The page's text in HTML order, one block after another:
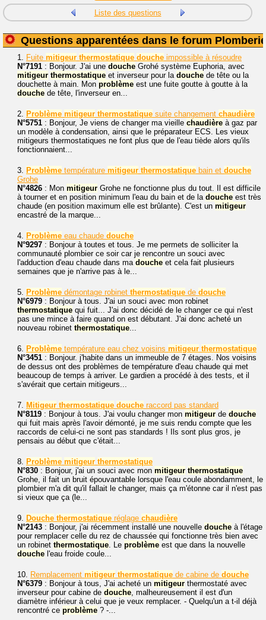
Liste des questions
Questions apparentées dans le forum Plomberie
1. Fuite mitigeur thermostatique douche impossible à résoudre
N°7191 : Bonjour. J'ai une douche Grohé système Euphoria, avec
mitigeur thermostatique et inverseur pour la douche de tête ou la
douchette à main. Mon problème est une fuite goutte à goutte à la
douche de tête, l'inverseur en...
2. Problème mitigeur thermostatique suite changement chaudière
N°5751 : Bonjour, Je viens de changer ma vieille chaudière à gaz par
un modèle à condensation, ainsi que le préparateur ECS. Les vieux
mitigeurs thermostatiques ne font plus que de l'eau tiède alors qu'ils
fonctionnaient...
3. Problème température mitigeur thermostatique bain et douche
Grohe
N°4826 : Mon mitigeur Grohe ne fonctionne plus du tout. Il est difficile
à tourner et en position minimum l'eau du bain et de la douche est très
chaude (en position maximum elle est brûlante). C'est un mitigeur
encastré de la marque...
4. Problème eau chaude douche
N°9297 : Bonjour à toutes et tous. Je me permets de solliciter la
communauté plombier ce soir car je rencontre un souci avec
l'adduction d'eau chaude dans ma douche et cela fait plusieurs
semaines que je n'arrive pas à le...
5. Problème démontage robinet thermostatique de douche
N°6979 : Bonjour à tous. J'ai un souci avec mon robinet
thermostatique qui fuit... J'ai donc décidé de le changer ce qui n'est
pas une mince à faire quand on est débutant. J'ai donc acheté un
nouveau robinet thermostatique...
6. Problème température eau chez voisins mitigeur thermostatique
N°3451 : Bonjour. j'habite dans un immeuble de 7 étages. Nos voisins
de dessus ont des problèmes de température d'eau chaude qui met
beaucoup de temps à arriver. Le gardien a procédé à des tests, et il
s'avérait que certain mitigeurs...
7. Mitigeur thermostatique douche raccord pas standard
N°8119 : Bonjour à tous. J'ai voulu changer mon mitigeur de douche
qui fuit mais après l'avoir démonté, je me suis rendu compte que les
raccords de celui-ci ne sont pas standards ! Ils sont plus gros, je
pensais au début que c'était...
8. Problème mitigeur thermostatique
N°830 : Bonjour, j'ai un souci avec mon mitigeur thermostatique
Grohe, il fait un bruit épouvantable lorsque l'eau coule abondamment, le
plombier m'a dit qu'il fallait le changer, mais ça m'étonne car il n'est pas
si vieux que ça (le...
9. Douche thermostatique réglage chaudière
N°2143 : Bonjour, j'ai récemment installé une nouvelle douche à l'étage
pour remplacer celle du rez de chaussée qui fonctionne très bien avec
un robinet thermostatique. Le problème est que dans la nouvelle
douche l'eau froide coule...
10. Remplacement mitigeur thermostatique de cabine de douche
N°6379 : Bonjour à tous, J'ai acheté un mitigeur thermostaté avec
inverseur pour cabine de douche, malheureusement il est d'un
diamètre inférieur à celui que je veux remplacer. - Quelqu'un a t-il déjà
rencontré ce problème ? -...